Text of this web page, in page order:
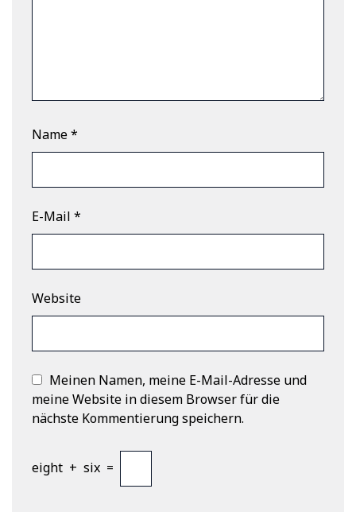
Name*
E-Mail *
Website
Meinen Namen, meine E-Mail-Adresse und
meine Website in diesem Browser für die
nächste Kommentierung speichern.
eight + six =